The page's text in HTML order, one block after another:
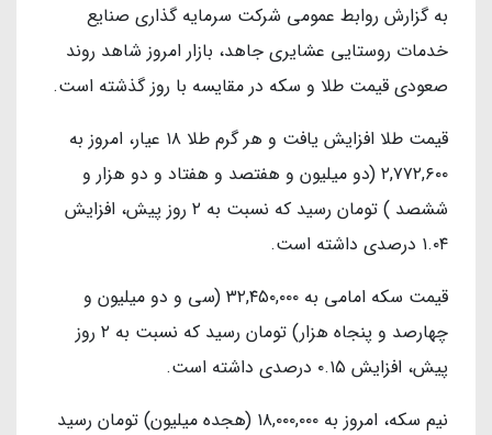
به گزارش روابط عمومی شرکت سرمایه گذاری صنایع
خدمات روستایی عشایری جاهد، بازار امروز شاهد روند
صعودی قیمت طلا و سکه در مقایسه با روز گذشته است.
قیمت طلا افزایش یافت و هر گرم طلا ۱۸ عیار، امروز به
۲,۷۷۲,۶۰۰ (دو میلیون و هفتصد و هفتاد و دو هزار و
ششصد ) تومان رسید که نسبت به ۲ روز پیش، افزایش
۱.۰۴ درصدی داشته است.
قیمت سکه امامی به ۳۲,۴۵۰,۰۰۰ (سی و دو میلیون و
چهارصد و پنجاه هزار) تومان رسید که نسبت به ۲ روز
پیش، افزایش ۰.۱۵ درصدی داشته است.
نیم سکه، امروز به ۱۸,۰۰۰,۰۰۰ (هجده میلیون) تومان رسید